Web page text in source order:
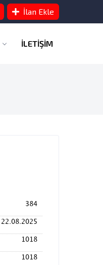
İlan Ekle
İLETİŞİM
384
22.08.2025
1018
1018